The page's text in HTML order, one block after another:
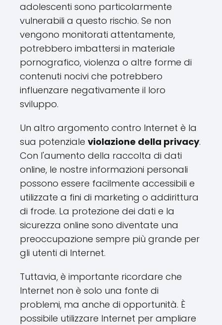
adolescenti sono particolarmente
vulnerabili a questo rischio. Se non
vengono monitorati attentamente,
potrebbero imbattersi in materiale
pornografico, violenza o altre forme di
contenuti nocivi che potrebbero
influenzare negativamente il loro
sviluppo.
Un altro argomento contro Internet è la
sua potenziale violazione della privacy.
Con l'aumento della raccolta di dati
online, le nostre informazioni personali
possono essere facilmente accessibili e
utilizzate a fini di marketing o addirittura
di frode. La protezione dei dati e la
sicurezza online sono diventate una
preoccupazione sempre più grande per
gli utenti di Internet.
Tuttavia, è importante ricordare che
Internet non è solo una fonte di
problemi, ma anche di opportunità. È
possibile utilizzare Internet per ampliare